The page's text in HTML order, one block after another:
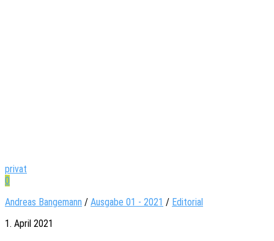
privat
0
Andreas Bangemann / Ausgabe 01 - 2021 / Editorial
1. April 2021